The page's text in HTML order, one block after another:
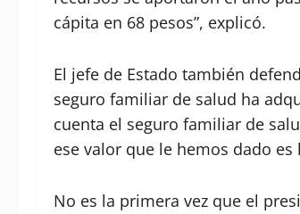
cápita en 68 pesos”, explicó.
El jefe de Estado también
seguro familiar de salud ha
cuenta el seguro familiar de
ese valor que le hemos dado
No es la primera vez que el